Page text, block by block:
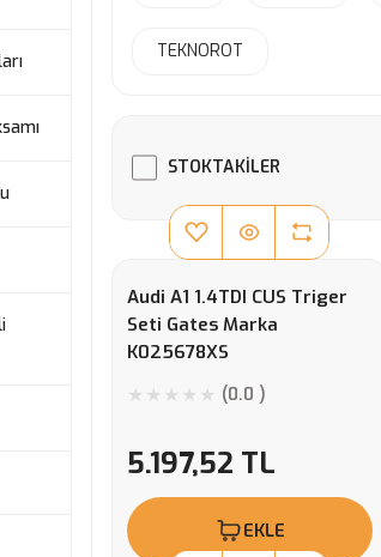
TEKNOROT
STOKTAKILER
Audi A1 1.4TDI CUS Triger
Seti Gates Marka
K025678XS
(0.0 )
5.197,52 TL
EKLE